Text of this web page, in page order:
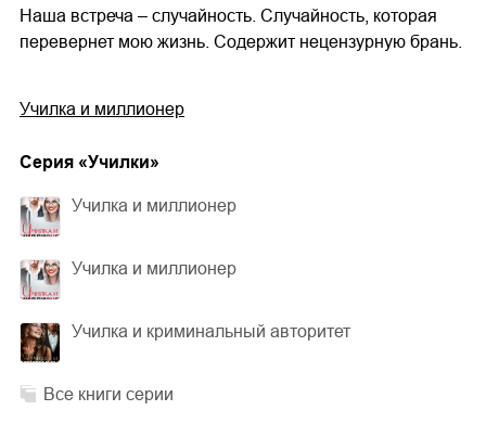
Наша встреча – случайность. Случайность, которая
перевернет мою жизнь. Содержит нецензурную брань.
Училка и миллионер
Cерия «Училки»
Училка и миллионер
Училка и миллионер
Училка и криминальный авторитет
Все книги серии